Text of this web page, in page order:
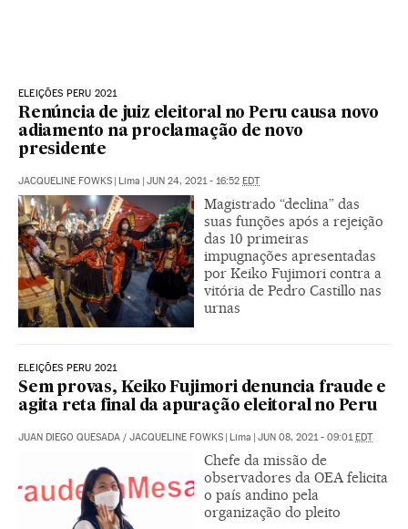
ELEIÇÕES PERU 2021
Renúncia de juiz eleitoral no Peru causa novo
adiamento na proclamação de novo
presidente
JACQUELINE FOWKS Lima JUN 24, 2021 - 16:52 EDT
Magistrado “declina” das
suas funções após a rejeição
das 10 primeiras
impugnações apresentadas
por Keiko Fujimori contra a
vitória de Pedro Castillo nas
urnas
ELEIÇÕES PERU 2021
Sem provas, Keiko Fujimori denuncia fraude e
agita reta final da apuração eleitoral no Peru
JUAN DIEGO QUESADA / JACQUELINE FOWKS Lima JUN 08, 2021 - 09:01 EDT
Chefe da missão de
observadores da OEA felicita
o país andino pela
organização do pleito